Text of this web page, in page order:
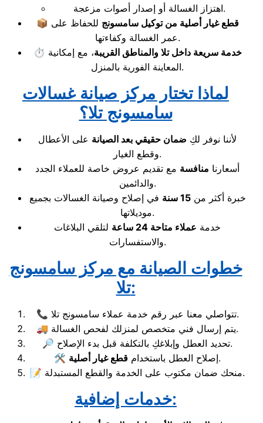
اهتزاز الغسالة أو إصدار أصوات مزعجة.
📦
قطع غيار أصلية من توكيل سامسونج للحفاظ على
عمر الغسالة وكفاءتها.
⏱️
خدمة سريعة داخل تلا والمناطق القريبة، مع إمكانية
المعاينة الفورية بالمنزل.
لماذا تختار مركز صيانة غسالات
سامسونج تلا؟
لأننا نوفر لكِ ضمان حقيقي بعد الصيانة على الأعطال
وقطع الغيار.
أسعارنا منافسة مع تقديم عروض خاصة للعملاء الجدد
والدائمين.
خبرة أكثر من15 سنة
في إصلاح وصيانة الغسالات بجميع
موديلاتها.
خدمة عملاء متاحة 24 ساعة
لتلقي البلاغات
والاستفسارات.
خطوات الصيانة مع مركز سامسونج
تلا:
📞 تتواصلي معنا عبر رقم خدمة عملاء سامسونج تلا.
🚚 يتم إرسال فني متخصص لمنزلك لفحص الغسالة.
🔎 تحديد العطل وإبلاغكِ بالتكلفة قبل بدء الإصلاح.
🛠️ إصلاح العطل باستخدام قطع غيار أصلية
.
📝 منحك ضمان مكتوب على الخدمة والقطع المستبدلة.
خدمات إضافية: